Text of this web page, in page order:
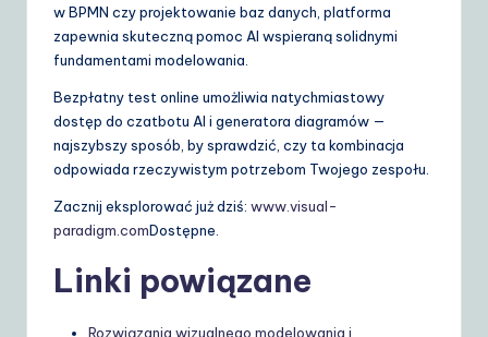
w BPMN czy projektowanie baz danych, platforma
zapewnia skuteczną pomoc AI wspieraną solidnymi
fundamentami modelowania.
Bezpłatny test online umożliwia natychmiastowy
dostęp do czatbotu AI i generatora diagramów —
najszybszy sposób, by sprawdzić, czy ta kombinacja
odpowiada rzeczywistym potrzebom Twojego zespołu.
Zacznij eksplorować już dziś: www.visual-
paradigm.comDostępne.
Linki powiązane
Rozwiązania wizualnego modelowania i